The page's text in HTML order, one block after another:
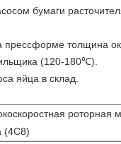
бумаги
толщина
(120-180℃).
яйца в склад.
роторная
(4С8)